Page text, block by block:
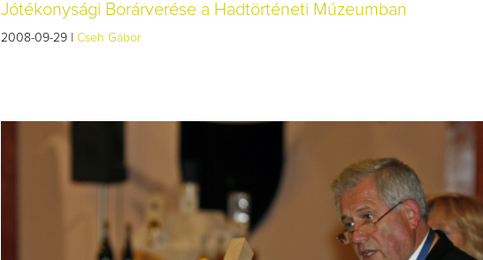
Jótékonysági Borárverése a Hadtörténeti Múzeumban
2008-09-29 | Cseh Gábor
Így lesz valaki egy